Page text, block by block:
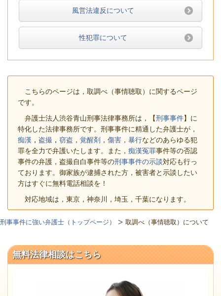
風営法違反について
性犯罪について
こちらのページは，取調べ（事情聴取）に関するページ
です。
弁護士法人渋谷青山刑事法律事務所は，【刑事事件】に
特化した法律事務所です。刑事事件に精通した弁護士が，
痴漢 ， 盗撮 ， 窃盗 ， 覚醒剤 ， 傷害 ， 暴行などのあらゆる犯
罪を全力で弁護いたします。また， 痴漢冤罪事件等の否認
事件の弁護，盗撮自白事件等の刑事事件の示談対応も行っ
ております。御家族が逮捕された方，被害者と示談したい
方はすぐに無料電話相談を！
対応地域は，東京，神奈川，埼玉，千葉になります。
刑事事件に強い弁護士（トップページ） 取調べ（事情聴取）について
無料法律相談はこちら